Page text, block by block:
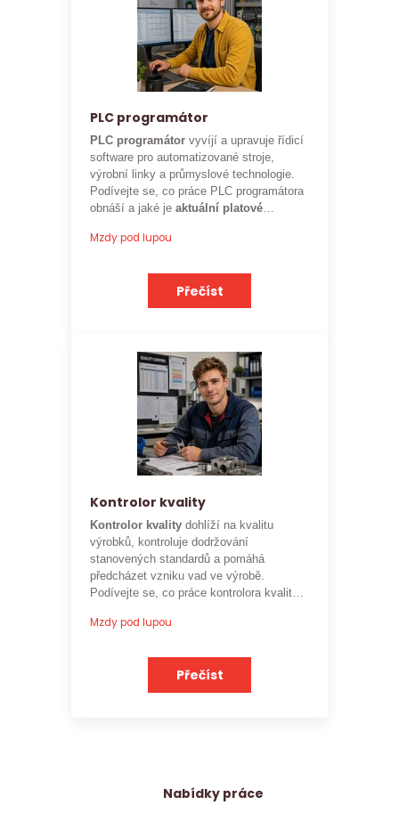
PLC programátor
PLC programátorvyvíjí a upravuje řídicí
software pro automatizované stroje,
výrobní linky a průmyslové technologie.
Podívejte se, co práce PLC programátora
obnáší a jaké jeaktuální platové
Mzdy pod lupou
Přečíst
Kontrolor kvality
Kontrolor kvalitydohlíží na kvalitu
výrobků, kontroluje dodržování
stanovených standardů a pomáhá
předcházet vzniku vad ve výrobě.
Podívejte se, co práce kontrolora kvality
ohodnocení této profese
Mzdy pod lupou
Přečíst
Nabídky práce